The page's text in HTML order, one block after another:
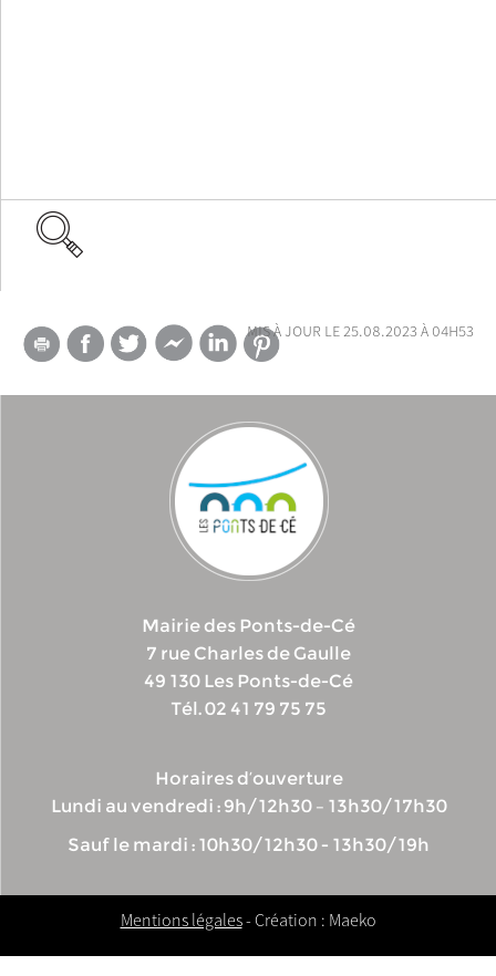
mis à jour le 25.08.2023 à 04h53
Mairie des Ponts-de-Cé
7 rue Charles de Gaulle
49 130 Les Ponts-de-Cé
Tél. 02 41 79 75 75
Horaires d’ouverture
Lundi au vendredi : 9h/12h30 – 13h30/17h30
Sauf le mardi : 10h30/12h30 - 13h30/19h
Mentions légales- Création : Maeko